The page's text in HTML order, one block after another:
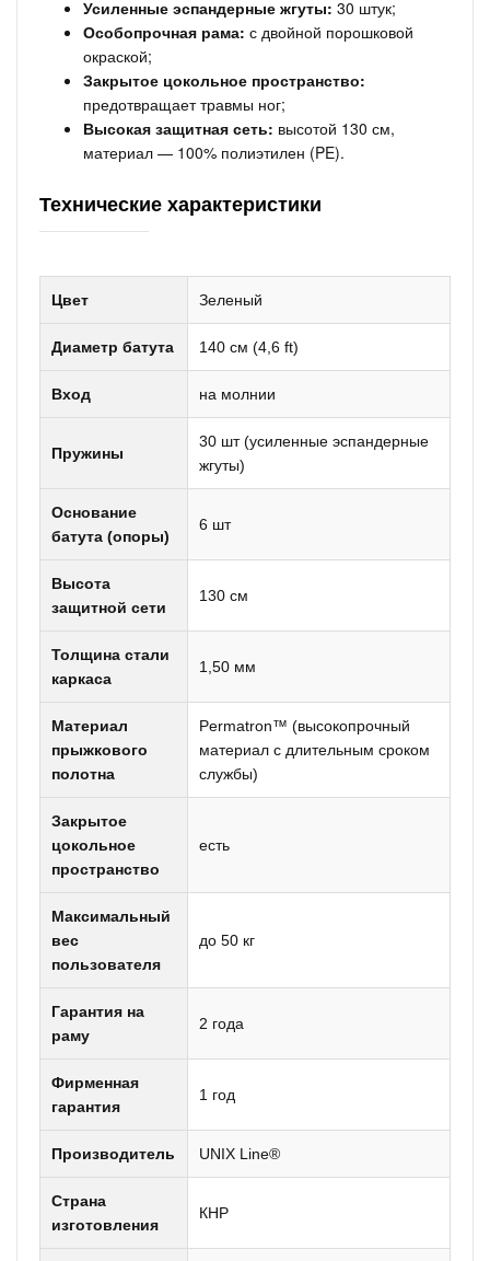
Усиленные эспандерные жгуты: 30 штук;
Особопрочная рама: с двойной порошковой
окраской;
Закрытое цокольное пространство:
предотвращает травмы ног;
Высокая защитная сеть: высотой 130 см,
материал — 100% полиэтилен (PE).
Технические характеристики
Цвет Зеленый
Диаметр батута 140 см (4,6 ft)
Вход на молнии
Пружины
30 шт (усиленные эспандерные
жгуты)
Основание
батута (опоры)
6 шт
Высота
защитной сети
130 см
Толщина стали
каркаса
1,50 мм
Материал
прыжкового
полотна
Permatron™ (высокопрочный
материал с длительным сроком
службы)
Закрытое
цокольное
пространство
есть
Максимальный
вес
пользователя
до 50 кг
Гарантия на
раму
2 года
Фирменная
гарантия
1 год
Производитель UNIX Line®
Страна
изготовления
КНР